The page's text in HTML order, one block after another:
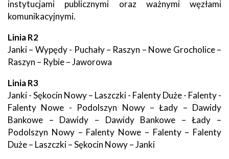
instytucjami publicznymi oraz ważnymi węzłami
komunikacyjnymi.
Linia R2
Janki – Wypędy - Puchały – Raszyn – Nowe Grocholice –
Raszyn – Rybie – Jaworowa
Linia R3
Janki - Sękocin Nowy – Laszczki - Falenty Duże - Falenty -
Falenty Nowe - Podolszyn Nowy – Łady – Dawidy
Bankowe – Dawidy – Dawidy Bankowe – Łady –
Podolszyn Nowy – Falenty Nowe – Falenty – Falenty
Duże – Laszczki – Sękocin Nowy – Janki